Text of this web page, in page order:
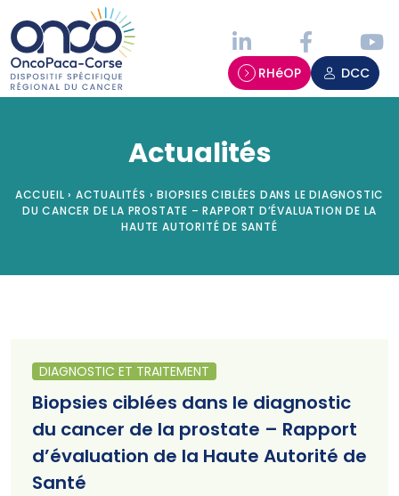
RHéOP DCC
Actualités
ACCUEIL › ACTUALITÉS › BIOPSIES CIBLÉES DANS LE DIAGNOSTIC
DU CANCER DE LA PROSTATE – RAPPORT D’ÉVALUATION DE LA
HAUTE AUTORITÉ DE SANTÉ
DIAGNOSTIC ET TRAITEMENT
Biopsies ciblées dans le diagnostic
du cancer de la prostate – Rapport
d’évaluation de la Haute Autorité de
Santé
Panneau de gestion des cookies